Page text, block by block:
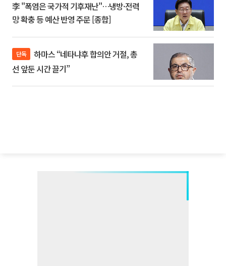
李 "폭염은 국가적 기후재난"…냉방·전력
망 확충 등 예산 반영 주문 [종합]
단독
선 앞둔 시간 끌기”